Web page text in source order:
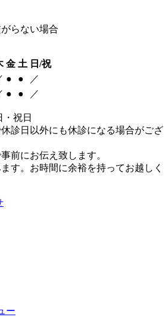
らない場合
金 土 日/祝
● ●
／
● ● ／
祝日
診日以外にも休診になる場合がござ
前にお伝え致します。
す。お時間に余裕を持ってお越しく
ー